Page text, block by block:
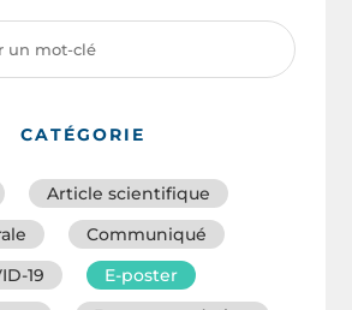
CATÉGORIE
Article scientifique
Communiqué
19
E-poster